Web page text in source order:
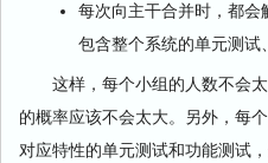
每次向主干合并时，都
包含整个系统的单元测试
这样，每个小组的人数不会太
的概率应该不会太大。另外，每
对应特性的单元测试和功能测试